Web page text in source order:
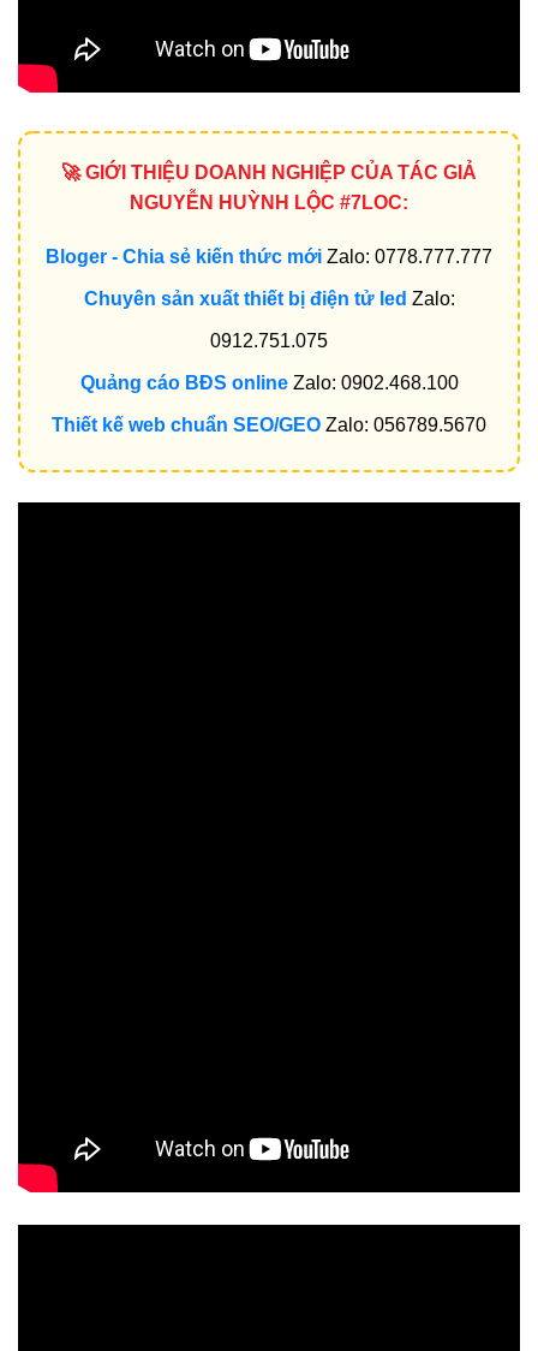
🚀 GIỚI THIỆU DOANH NGHIỆP CỦA TÁC GIẢ
NGUYỄN HUỲNH LỘC #7LOC:
Bloger - Chia sẻ kiến thức mới Zalo: 0778.777.777
Chuyên sản xuất thiết bị điện tử led Zalo:
0912.751.075
Quảng cáo BĐS onlineZalo: 0902.468.100
Thiết kế web chuẩn SEO/GEO Zalo: 056789.5670